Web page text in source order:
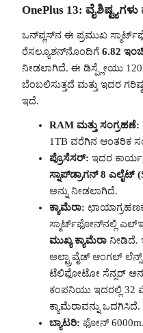
OnePlus 13:
ಒನ್‌ಪ್ಲಸ್‌ನ ಈ ಪ್ರಮುಖ
ರೆಸಲ್ಯೂಶನ್‌ನೊಂದಿಗೆ 6.82
ನೀಡಲಾಗಿದೆ. ಈ ಡಿಸ್ಪ್ಲೇಯು
ಬೆಂಬಲಿಸುತ್ತದೆ ಮತ್ತು ಇದರ
ಇದೆ.
RAM ಮತ್ತು ಸಂಗ್ರಹಣೆ:
1TB ವರೆಗಿನ ಆಂತರಿಕ
ಪ್ರೊಸೆಸರ್: ಇದರ
ಸ್ನಾಪ್‌ಡ್ರಾಗನ್ 8 ಎಲೈಟ್
ಅನ್ನು ನೀಡಲಾಗಿದೆ.
ಕ್ಯಾಮೆರಾ:
ಸ್ಮಾರ್ಟ್‌ಫೋನ್‌ನಲ್ಲಿ
ಮುಖ್ಯ ಕ್ಯಾಮೆರಾ ನೀಡಿದೆ.
ಅಲ್ಟ್ರಾವೈಡ್ ಆಂಗಲ್
ಟೆಲಿಫೋಟೋ ಸೆನ್ಸರ್
ಕಂಪನಿಯು ಇದರಲ್ಲಿ 32
ಕ್ಯಾಮೆರಾವನ್ನು ಒದಗಿಸಿದೆ.
ಬ್ಯಾಟರಿ: ಫೋನ್